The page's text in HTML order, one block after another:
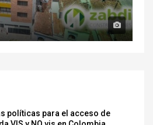
políticas para el acceso de